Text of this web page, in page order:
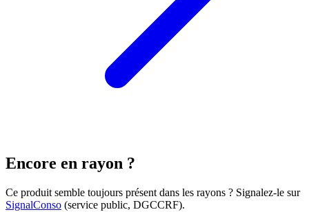
Encore en rayon ?
Ce produit semble toujours présent dans les rayons ? Signalez-le sur
SignalConso (service public, DGCCRF).